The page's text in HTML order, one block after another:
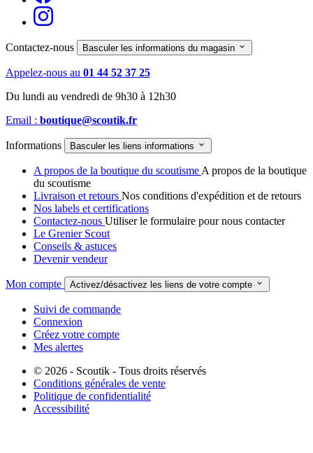
Contactez-nous Basculer les informations du magasin 
Appelez-nous au 01 44 52 37 25
Du lundi au vendredi de 9h30 à 12h30
Email : boutique@scoutik.fr
Informations Basculer les liens informations 
A propos de la boutique du scoutismeA propos de la boutique
du scoutisme
Livraison et retours Nos conditions d'expédition et de retours
Nos labels et certifications
Contactez-nous Utiliser le formulaire pour nous contacter
Le Grenier Scout
Conseils & astuces
Devenir vendeur
Mon compte Activez/désactivez les liens de votre compte 
Suivi de commande
Connexion
Créez votre compte
Mes alertes
© 2026 - Scoutik - Tous droits réservés
Conditions générales de vente
Politique de confidentialité
Accessibilité